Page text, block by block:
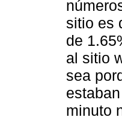
sitio es
de
al sitio
sea
minuto